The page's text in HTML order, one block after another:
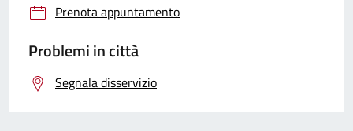
Prenota appuntamento
Problemi in città
Segnala disservizio